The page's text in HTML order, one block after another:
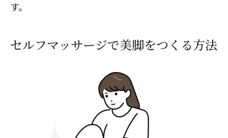
す。
セルフマッサージで美脚をつくる方法